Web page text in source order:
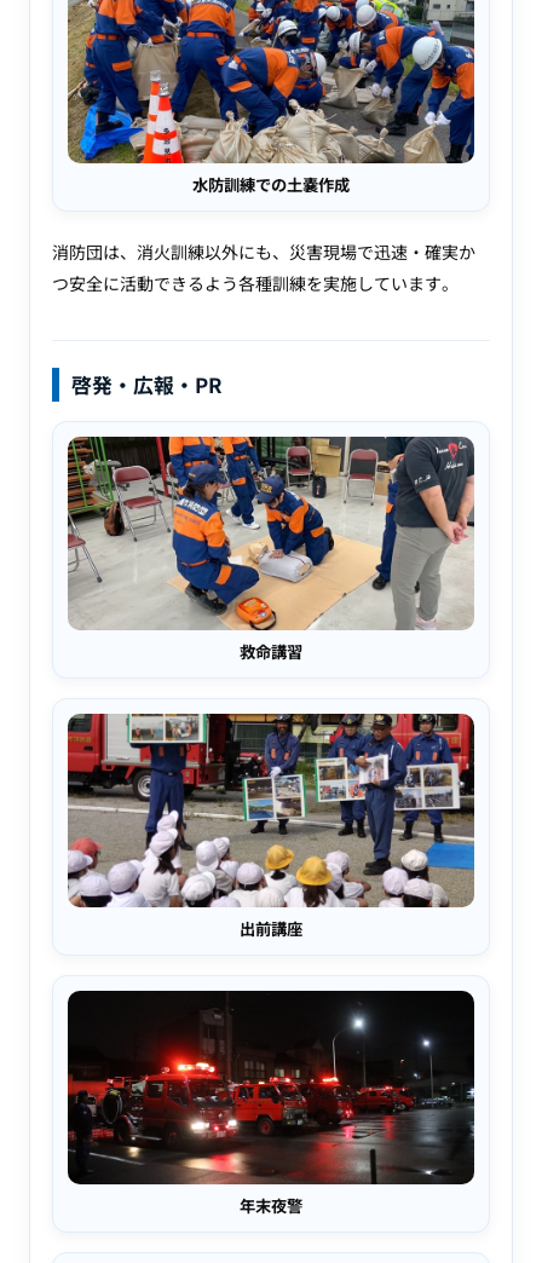
水防訓練での土嚢作成
消防団は、消火訓練以外にも、災害現場で迅速・確実か
つ安全に活動できるよう各種訓練を実施しています。
啓発・広報・PR
救命講習
出前講座
年末夜警